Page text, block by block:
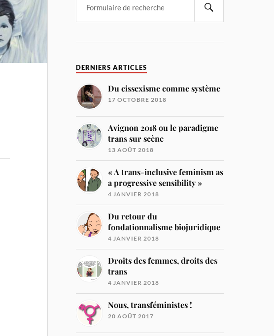
DERNIERS ARTICLES
Du cissexisme comme système
17 OCTOBRE 2018
Avignon 2018 ou le paradigme
trans sur scène
13 AOÛT 2018
« A trans-inclusive feminism as
a progressive sensibility »
4 JANVIER 2018
Du retour du
fondationnalisme biojuridique
4 JANVIER 2018
Droits des femmes, droits des
trans
4 JANVIER 2018
Nous, transféministes !
20 AOÛT 2017